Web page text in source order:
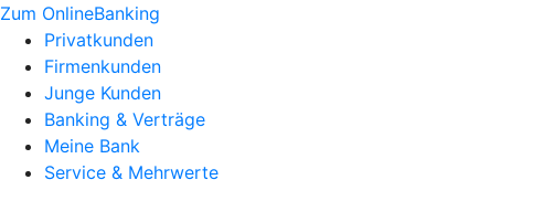
Zum OnlineBanking
Privatkunden
Firmenkunden
Junge Kunden
Banking & Verträge
Meine Bank
Service & Mehrwerte